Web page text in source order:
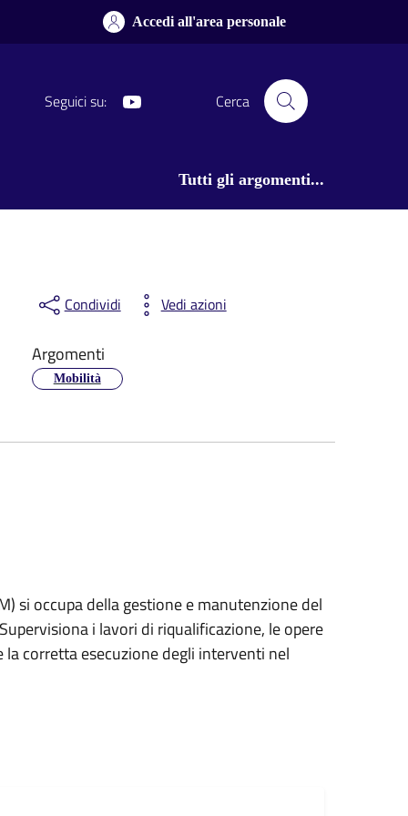
Accedi all'area personale
Seguici su: Cerca
Tutti gli argomenti...
Condividi Vedi azioni
Argomenti
Mobilità
si occupa della gestione e manutenzione del
i lavori di riqualificazione, le opere
corretta esecuzione degli interventi nel